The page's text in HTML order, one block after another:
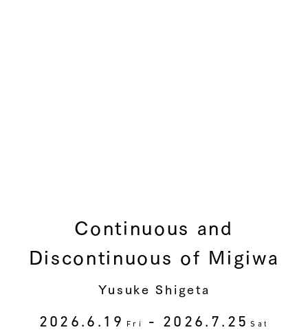
Continuous and
Discontinuous of Migiwa
Yusuke Shigeta
2026.6.19 Fri - 2026.7.25 Sat